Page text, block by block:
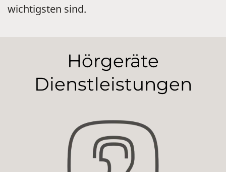
wichtigsten sind.
Hörgeräte
Dienstleistungen